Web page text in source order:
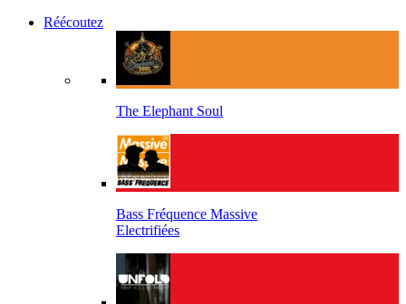
Réécoutez
The Elephant Soul
Bass Fréquence Massive
Electrifiées